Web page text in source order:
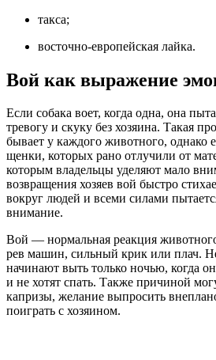
такса;
восточно-европейская лайка.
Вой как выражение
Если собака воет, когда одна, она
тревогу и скуку без хозяина. Такая
бывает у каждого животного, однако
щенки, которых рано отлучили от
которым владельцы уделяют мало
возвращения хозяев вой быстро
вокруг людей и всеми силами
внимание.
Вой — нормальная реакция
рев машин, сильный крик или плач.
начинают выть только ночью, когда
и не хотят спать. Также причиной
капризы, желание выпросить
поиграть с хозяином.